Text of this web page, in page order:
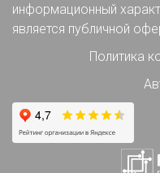
информационный
является публичной
Политика